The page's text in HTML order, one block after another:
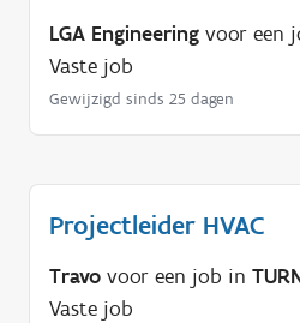
LGA Engineering voor een
Vaste job
Gewijzigd sinds 25 dagen
Projectleider HVAC
Travo voor een job in
Vaste job